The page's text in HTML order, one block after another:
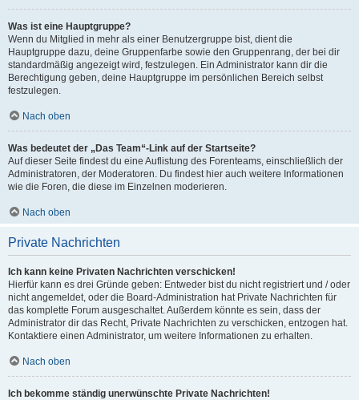
Was ist eine Hauptgruppe?
Wenn du Mitglied in mehr als einer Benutzergruppe bist, dient die
Hauptgruppe dazu, deine Gruppenfarbe sowie den Gruppenrang, der bei dir
standardmäßig angezeigt wird, festzulegen. Ein Administrator kann dir die
Berechtigung geben, deine Hauptgruppe im persönlichen Bereich selbst
festzulegen.
Nach oben
Was bedeutet der „Das Team“-Link auf der Startseite?
Auf dieser Seite findest du eine Auflistung des Forenteams, einschließlich der
Administratoren, der Moderatoren. Du findest hier auch weitere Informationen
wie die Foren, die diese im Einzelnen moderieren.
Nach oben
Private Nachrichten
Ich kann keine Privaten Nachrichten verschicken!
Hierfür kann es drei Gründe geben: Entweder bist du nicht registriert und / oder
nicht angemeldet, oder die Board-Administration hat Private Nachrichten für
das komplette Forum ausgeschaltet. Außerdem könnte es sein, dass der
Administrator dir das Recht, Private Nachrichten zu verschicken, entzogen hat.
Kontaktiere einen Administrator, um weitere Informationen zu erhalten.
Nach oben
Ich bekomme ständig unerwünschte Private Nachrichten!